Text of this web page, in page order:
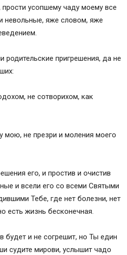
усопшему чаду моему все
невольные, яже словом, яже
родительские пригрешения, да не
не сотворихом, как
мою, не презри и моления моего
его, и простив и очистив
и всели его со всеми Святыми
Тебе, где нет болезни, нет
есть жизнь бесконечная.
будет и не согрешит, но Ты един
судите мирови, услышит чадо